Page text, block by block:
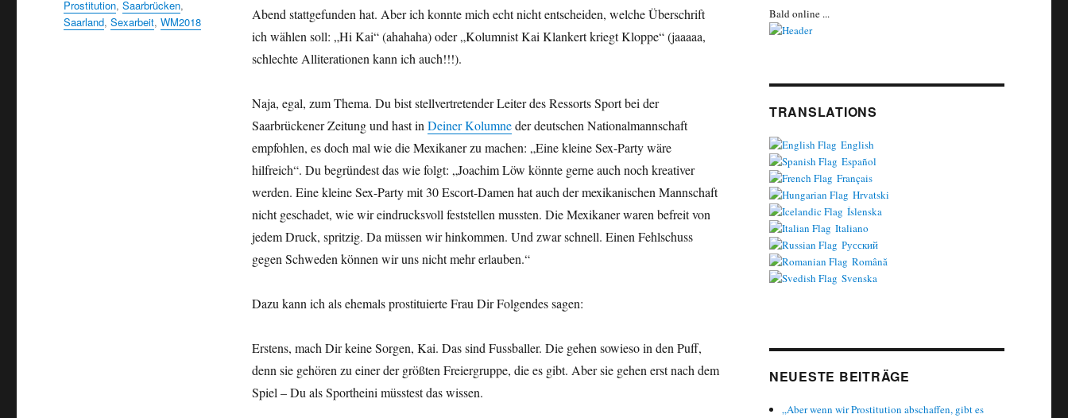
Abend stattgefunden hat. Aber ich konnte mich echt nicht entscheiden, welche Überschrift
ich wählen soll: „Hi Kai“ (ahahaha) oder „Kolumnist Kai Klankert kriegt Kloppe“ (jaaaaa,
schlechte Alliterationen kann ich auch!!!).
Naja, egal, zum Thema. Du bist stellvertretender Leiter des Ressorts Sport bei der
Saarbrückener Zeitung und hast inDeiner Kolumneder deutschen Nationalmannschaft
empfohlen, es doch mal wie die Mexikaner zu machen: „Eine kleine Sex-Party wäre
hilfreich“. Du begründest das wie folgt: „Joachim Löw könnte gerne auch noch kreativer
werden. Eine kleine Sex-Party mit 30 Escort-Damen hat auch der mexikanischen Mannschaft
nicht geschadet, wie wir eindrucksvoll feststellen mussten. Die Mexikaner waren befreit von
jedem Druck, spritzig. Da müssen wir hinkommen. Und zwar schnell. Einen Fehlschuss
gegen Schweden können wir uns nicht mehr erlauben.“
Dazu kann ich als ehemals prostituierte Frau Dir Folgendes sagen:
Erstens, mach Dir keine Sorgen, Kai. Das sind Fussballer. Die gehen sowieso in den Puff,
denn sie gehören zu einer der größten Freiergruppe, die es gibt. Aber sie gehen erst nach dem
Spiel – Du als Sportheini müsstest das wissen.
Prostitution,Saarbrücken,
Saarland,Sexarbeit,WM2018
Bald online ...
TRANSLATIONS
English
Español
Français
Hrvatski
Íslenska
Italiano
Русский
Română
Svenska
NEUESTE BEITRÄGE
„Aber wenn wir Prostitution abschaffen, gibt es